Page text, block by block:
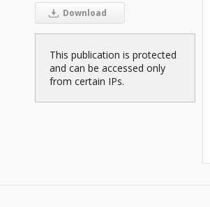
Download
This publication is protected
and can be accessed only
from certain IPs.